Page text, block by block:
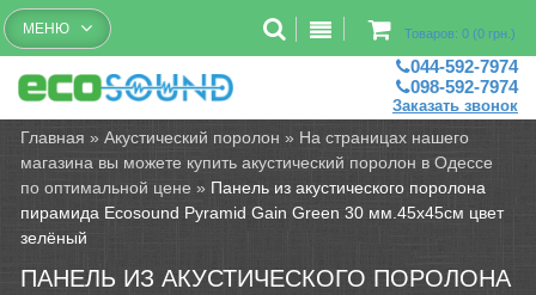
Бесплатный рассчет помещений
Товаров: 0 (0 грн.)
МЕНЮ
044-592-7974
098-592-7974
Заказать звонок
Главная »Акустический поролон » На страницах нашего
магазина вы можете купить акустический поролон в Одессе
по оптимальной цене » Панель из акустического поролона
пирамида Ecosound Pyramid Gain Green 30 мм.45х45см цвет
зелёный
ПАНЕЛЬ ИЗ АКУСТИЧЕСКОГО ПОРОЛОНА